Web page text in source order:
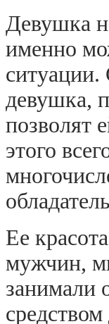
Девушка
именно
ситуации.
девушка,
позволят
этого
Ее
мужчин,
занимали